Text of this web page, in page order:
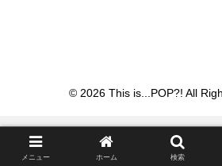
© 2026 This is...POP?! All
メニュー ホーム 検索